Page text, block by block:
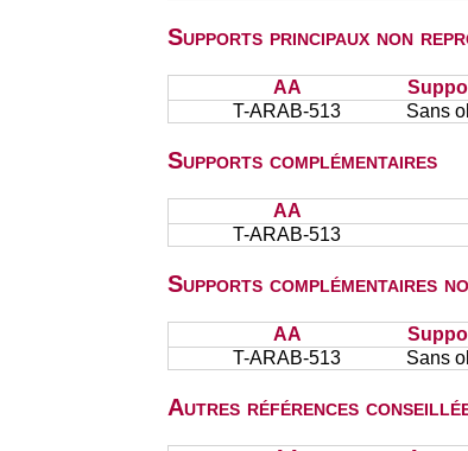
Supports principaux non
AA
T-ARAB-513
Sans
Supports complémentaires
AA
T-ARAB-513
Supports complémentaires
AA
T-ARAB-513
Sans
Autres références